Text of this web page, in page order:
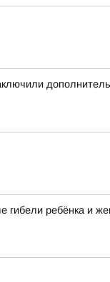
гибели ребёнка и